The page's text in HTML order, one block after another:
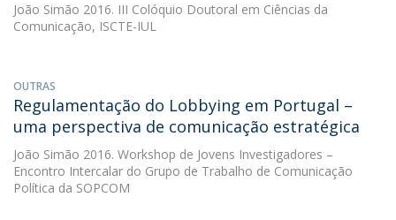
João Simão 2016. III Colóquio Doutoral em Ciências da
Comunicação, ISCTE-IUL
OUTRAS
Regulamentação do Lobbying em Portugal –
uma perspectiva de comunicação estratégica
João Simão 2016. Workshop de Jovens Investigadores –
Encontro Intercalar do Grupo de Trabalho de Comunicação
Política da SOPCOM